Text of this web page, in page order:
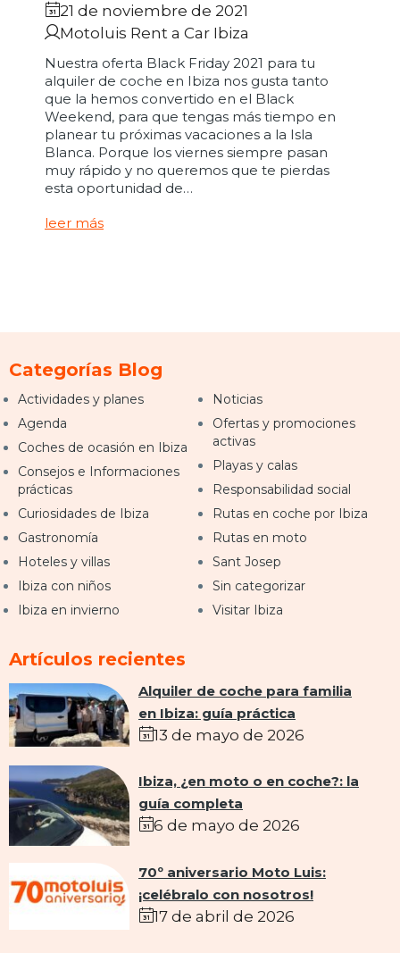
21 de noviembre de 2021
Motoluis Rent a Car Ibiza
Nuestra oferta Black Friday 2021 para tu
alquiler de coche en Ibiza nos gusta tanto
que la hemos convertido en el Black
Weekend, para que tengas más tiempo en
planear tu próximas vacaciones a la Isla
Blanca. Porque los viernes siempre pasan
muy rápido y no queremos que te pierdas
esta oportunidad de…
leer más
Categorías Blog
Actividades y planes
Agenda
Coches de ocasión en Ibiza
Consejos e Informaciones
prácticas
Curiosidades de Ibiza
Gastronomía
Hoteles y villas
Ibiza con niños
Ibiza en invierno
Noticias
Ofertas y promociones
activas
Playas y calas
Responsabilidad social
Rutas en coche por Ibiza
Rutas en moto
Sant Josep
Sin categorizar
Visitar Ibiza
Artículos recientes
Alquiler de coche para familia
en Ibiza: guía práctica
13 de mayo de 2026
Ibiza, ¿en moto o en coche?: la
guía completa
6 de mayo de 2026
70º aniversario Moto Luis:
¡celébralo con nosotros!
17 de abril de 2026